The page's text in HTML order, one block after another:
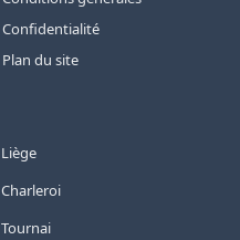
Confidentialité
Plan du site
Liège
Charleroi
Tournai